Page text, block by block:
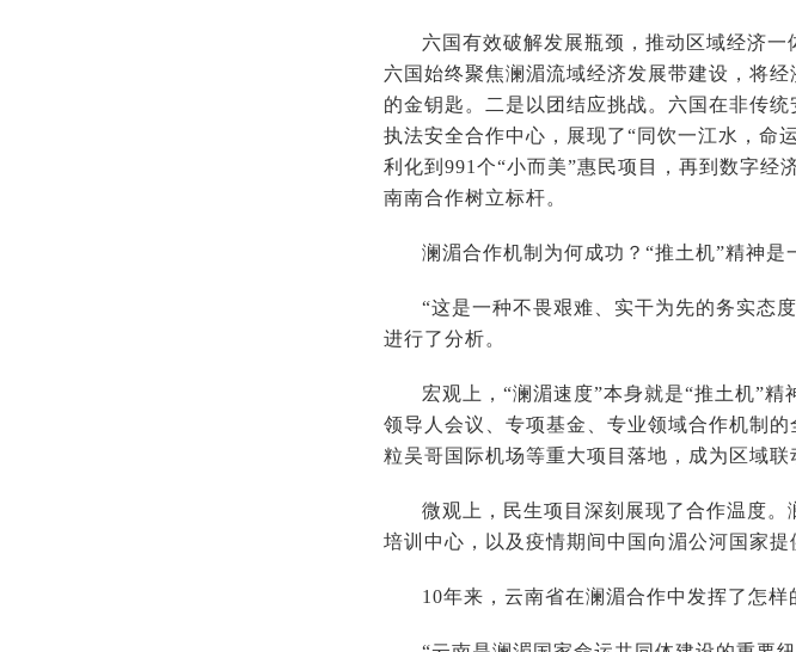
六国有效破解发展瓶颈，推动区域经济
六国始终聚焦澜湄流域经济发展带建设，将
的金钥匙。二是以团结应挑战。六国在非传
执法安全合作中心，展现了“同饮一江水，命
利化到991个“小而美”惠民项目，再到数字经
南南合作树立标杆。
澜湄合作机制为何成功？“推土机”精神是
“这是一种不畏艰难、实干为先的务实态
进行了分析。
宏观上，“澜湄速度”本身就是“推土机”
领导人会议、专项基金、专业领域合作机制
粒吴哥国际机场等重大项目落地，成为区域联
微观上，民生项目深刻展现了合作温度
培训中心，以及疫情期间中国向湄公河国家
10年来，云南省在澜湄合作中发挥了怎样